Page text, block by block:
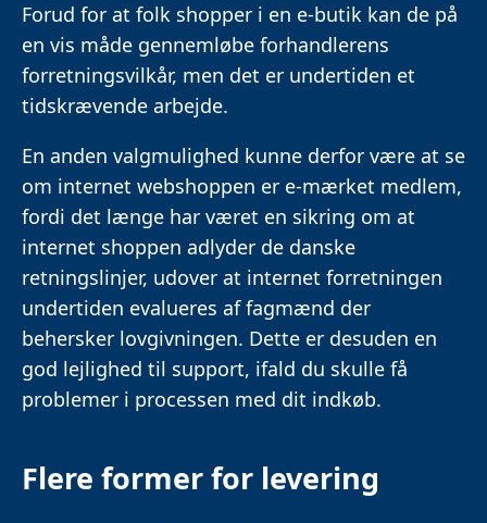
Forud for at folk shopper i en e-butik kan de på
en vis måde gennemløbe forhandlerens
forretningsvilkår, men det er undertiden et
tidskrævende arbejde.
En anden valgmulighed kunne derfor være at se
om internet webshoppen er e-mærket medlem,
fordi det længe har været en sikring om at
internet shoppen adlyder de danske
retningslinjer, udover at internet forretningen
undertiden evalueres af fagmænd der
behersker lovgivningen. Dette er desuden en
god lejlighed til support, ifald du skulle få
problemer i processen med dit indkøb.
Flere former for levering